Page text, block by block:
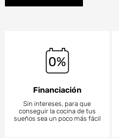
Financiación
Sin intereses, para que
conseguir la cocina de tus
sueños sea un poco más fácil